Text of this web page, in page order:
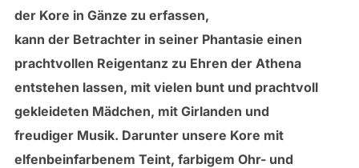
der Kore in Gänze zu erfassen,
kann der Betrachter in seiner Phantasie einen
prachtvollen Reigentanz zu Ehren der Athena
entstehen lassen, mit vielen bunt und prachtvoll
gekleideten Mädchen, mit Girlanden und
freudiger Musik. Darunter unsere Kore mit
elfenbeinfarbenem Teint, farbigem Ohr- und